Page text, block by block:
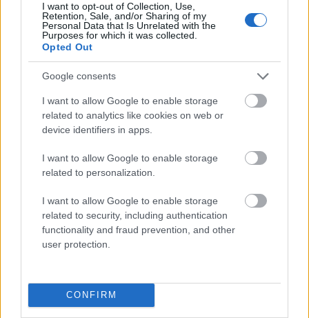
I want to opt-out of Collection, Use,
Retention, Sale, and/or Sharing of my
Personal Data that Is Unrelated with the
Purposes for which it was collected.
Opted Out
Google consents
I want to allow Google to enable storage
related to analytics like cookies on web or
device identifiers in apps.
I want to allow Google to enable storage
related to personalization.
I want to allow Google to enable storage
related to security, including authentication
functionality and fraud prevention, and other
user protection.
CONFIRM
Mogą Cię zainteresować również hasła
nasięźrzał
AIDS
edykuł